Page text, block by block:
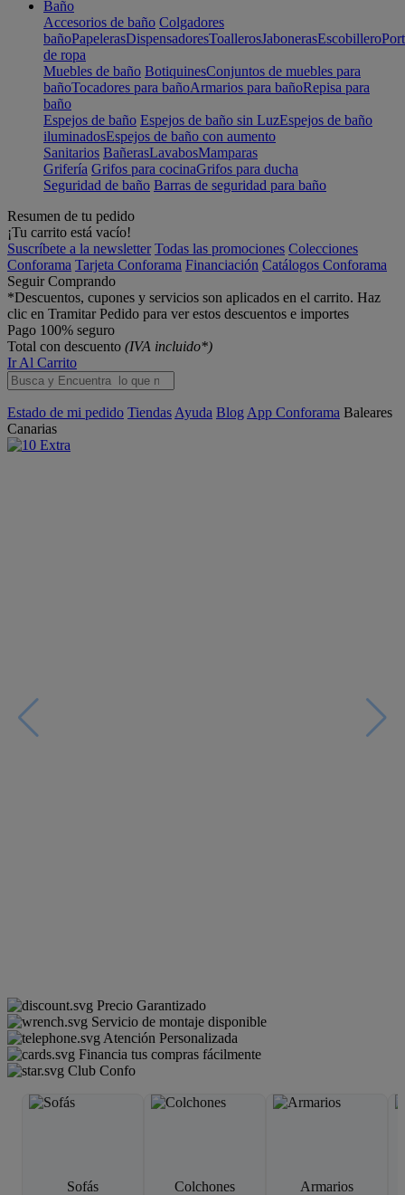
Baño
Accesorios de baño Colgadores
bañoPapelerasDispensadoresToallerosJabonerasEscobillero
de ropa
Muebles de baño BotiquinesConjuntos de muebles para
bañoTocadores para bañoArmarios para bañoRepisa para
baño
Espejos de baño Espejos de baño sin LuzEspejos de baño
iluminadosEspejos de baño con aumento
Sanitarios BañerasLavabosMamparas
Grifería Grifos para cocinaGrifos para ducha
Seguridad de baño Barras de seguridad para baño
Resumen de tu pedido
¡Tu carrito está vacío!
Suscríbete a la newsletter Todas las promociones Colecciones
Conforama Tarjeta Conforama Financiación Catálogos Conforama
Seguir Comprando
*Descuentos, cupones y servicios son aplicados en el carrito. Haz
clic en Tramitar Pedido para ver estos descuentos e importes
Pago 100% seguro
Total con descuento (IVA incluido*)
Ir Al Carrito
Estado de mi pedido Tiendas Ayuda Blog App Conforama Baleares
Canarias
Precio Garantizado
Servicio de montaje disponible
Atención Personalizada
Financia tus compras fácilmente
Club Confo
Sofás Colchones Armarios